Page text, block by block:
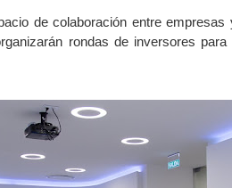
de colaboración entre
rondas de inversores